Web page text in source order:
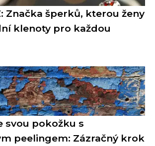
Značka šperků, kterou ženy
klenoty pro každou
svou pokožku s
peelingem: Zázračný krok